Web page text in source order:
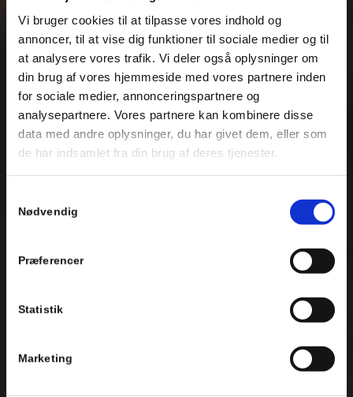
Vi bruger cookies til at tilpasse vores indhold og
annoncer, til at vise dig funktioner til sociale medier og til
at analysere vores trafik. Vi deler også oplysninger om
din brug af vores hjemmeside med vores partnere inden
for sociale medier, annonceringspartnere og
analysepartnere. Vores partnere kan kombinere disse
data med andre oplysninger, du har givet dem, eller som
de har indsamlet fra din brug af deres tjenester.
Nødvendig
Præferencer
Statistik
Marketing